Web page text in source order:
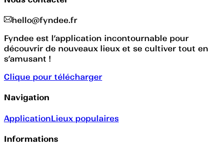
hello@fyndee.fr
Fyndee est l’application incontournable pour
découvrir de nouveaux lieux et se cultiver tout en
s’amusant !
Clique pour télécharger
Navigation
ApplicationLieux populaires
Informations